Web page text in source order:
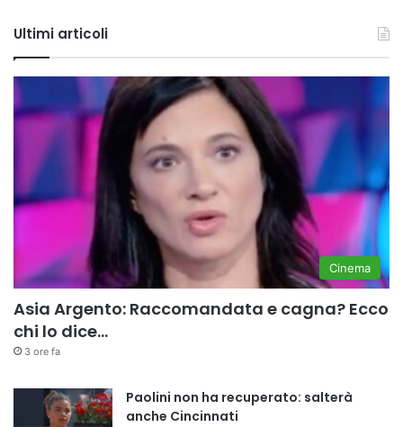
Ultimi articoli
Cinema
Asia Argento: Raccomandata e cagna? Ecco
chi lo dice…
3 ore fa
Paolini non ha recuperato: salterà
anche Cincinnati